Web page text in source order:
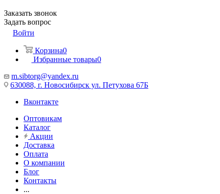
Заказать звонок
Задать вопрос
Войти
Корзина0
Избранные товары0
m.sibtorg@yandex.ru
630088, г. Новосибирск ул. Петухова 67Б
Вконтакте
Оптовикам
Каталог
Акции
Доставка
Оплата
О компании
Блог
Контакты
...